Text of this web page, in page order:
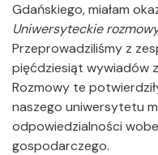
Gdańskiego, miałam
Uniwersyteckie
Przeprowadziliśmy z
pięćdziesiąt wywiadów
Rozmowy te
naszego uniwersytetu
odpowiedzialności
gospodarczego.